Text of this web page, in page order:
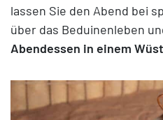
lassen Sie den Abend bei
über das Beduinenleben
Abendessen in einem